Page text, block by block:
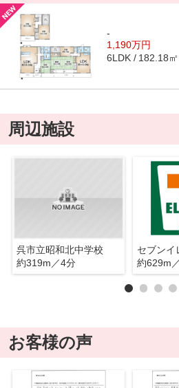
-
1,190万円
6LDK 182.18㎡
周辺施設
呉市立昭和北中学校
約319m／4分
約629m
お客様の声